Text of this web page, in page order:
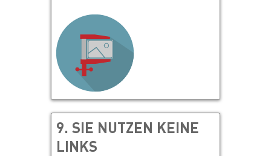
9. SIE NUTZEN KEINE
LINKS